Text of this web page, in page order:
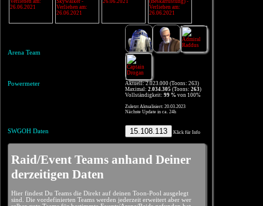
Arena Team
Powermeter
Aktuell: 2.023.000 (Toons: 263)
Maximal: 2.034.305 (Toons: 263)
Vollständigkeit: 99 % von 100%
Zuletzt Aktualisiert: 20.03.2023
Nächste Update in ca. 24h
SWGOH Daten 15.108.113 Klick für Info
Raid/Event Teams anhand Deiner
derzeitigen Daten
Hier findest Du Teams die Direkt auf deinen Toon-Pool ausgelegt
sind. Die vordefinierten Teams werden jederzeit erweitert aber wer